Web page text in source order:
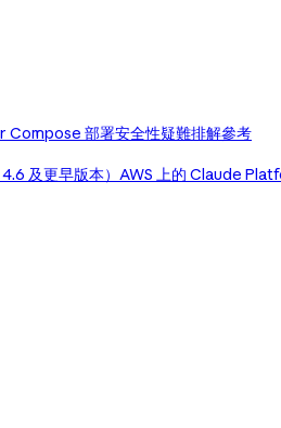
Compose 部署安全性疑難排解參考
及更早版本） AWS 上的 Claude